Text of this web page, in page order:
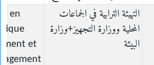
التهيئة الترابية في الجماعات
المحلية ووزارة التجهيز+وزارة
البيئة
en
et